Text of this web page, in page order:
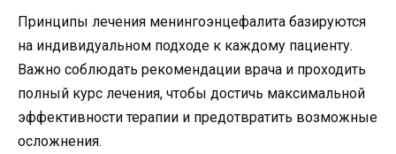
Принципы лечения менингоэнцефалита базируются
на индивидуальном подходе к каждому пациенту.
Важно соблюдать рекомендации врача и проходить
полный курс лечения, чтобы достичь максимальной
эффективности терапии и предотвратить возможные
осложнения.